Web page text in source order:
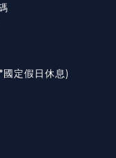
定假日休息)